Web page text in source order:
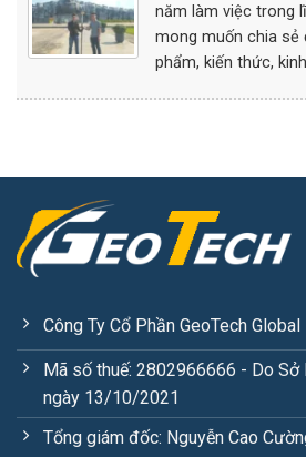
năm làm việc trong
mong muốn chia sẻ
phẩm, kiến thức,
Công Ty Cổ Phần GeoTech Global
Mã số thuế: 2802966666 - Do Sở
ngày 13/10/2021
Tổng giám đốc: Nguyễn Cao